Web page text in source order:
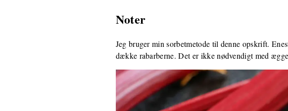
Noter
Jeg bruger min sorbetmetode til denne opskrift.
dække rabarberne. Det er ikke nødvendigt med